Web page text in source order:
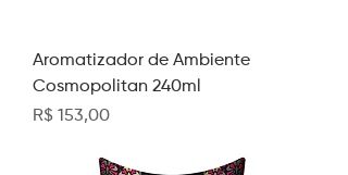
Aromatizador de Ambiente
Cosmopolitan 240ml
Preço
R$ 153,00